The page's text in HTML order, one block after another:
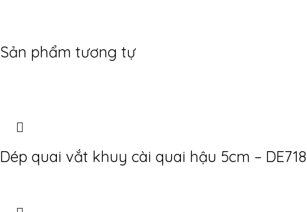
Sản phẩm tương tự
Dép quai vắt khuy cài quai hậu 5cm – DE718